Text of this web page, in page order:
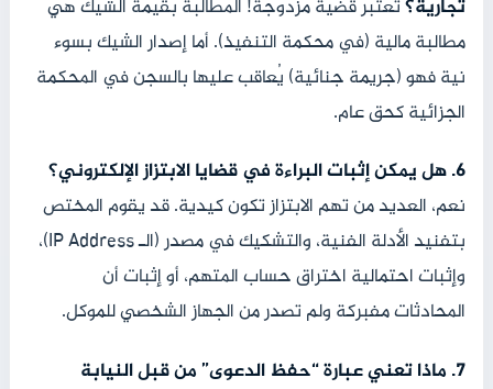
تجارية؟تعتبر قضية مزدوجة! المطالبة بقيمة الشيك هي
مطالبة مالية (في محكمة التنفيذ). أما إصدار الشيك بسوء
نية فهو (جريمة جنائية) يُعاقب عليها بالسجن في المحكمة
الجزائية كحق عام.
6. هل يمكن إثبات البراءة في قضايا الابتزاز الإلكتروني؟
نعم، العديد من تهم الابتزاز تكون كيدية. قد يقوم المختص
بتفنيد الأدلة الفنية، والتشكيك في مصدر (الـ IP Address)،
وإثبات احتمالية اختراق حساب المتهم، أو إثبات أن
المحادثات مفبركة ولم تصدر من الجهاز الشخصي للموكل.
7. ماذا تعني عبارة “حفظ الدعوى” من قبل النيابة